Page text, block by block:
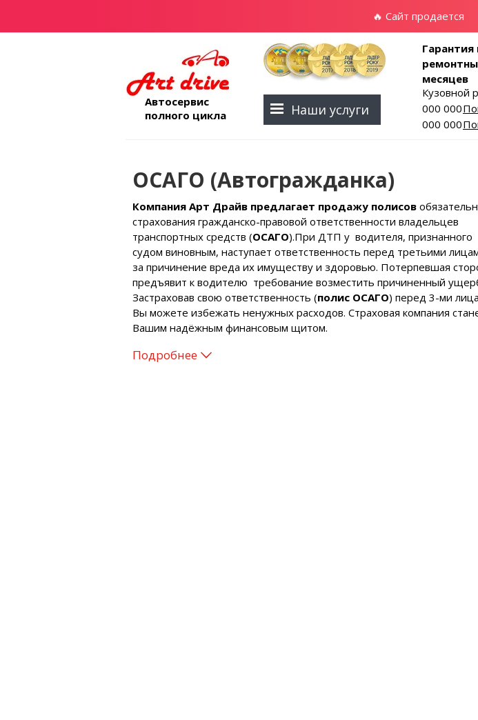
🔥 Сайт продается
Наши услуги
Автосервис
полного цикла
Кузовной
000 000-
000 000-
Гарантия
месяцев
ОСАГО (Автогражданка)
Компания Арт Драйв предлагает продажу полисов
страхования гражданско-правовой ответственности владельцев
транспортных средств (ОСАГО).При ДТП у водителя, признанного
судом виновным, наступает ответственность перед третьими
за причинение вреда их имуществу и здоровью. Потерпевшая
предъявит к водителю требование возместить причиненный
Застраховав свою ответственность (полис ОСАГО) перед 3-ми
Вы можете избежать ненужных расходов. Страховая компания
Вашим надёжным финансовым щитом.